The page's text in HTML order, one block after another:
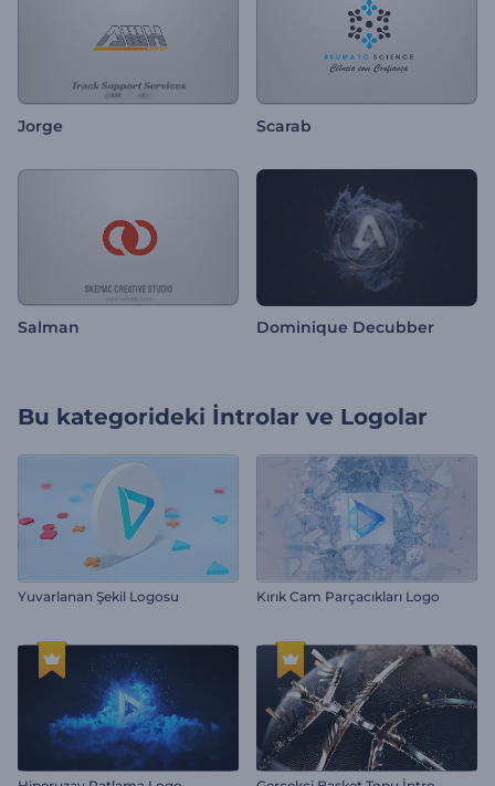
Jorge Scarab
Salman Dominique Decubber
Bu kategorideki İntrolar ve Logolar
Yuvarlanan Şekil Logosu Kırık Cam Parçacıkları Logo